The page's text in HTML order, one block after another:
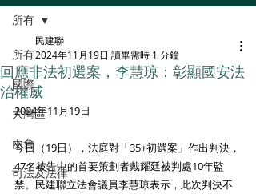
所有
國際
大灣區
兩會
司法及法律
所有
回應非法初選案，李慧琼：彰顯國安法
治權威
民建聯
2024年11月19日 讀畢需時 1 分鐘
2024年11月19日
今日（19日），法庭對「35+初選案」作出判決，
47名被告中的首要策劃者戴耀廷被判處10年監
禁。民建聯立法會議員李慧琼表示，此次判決不